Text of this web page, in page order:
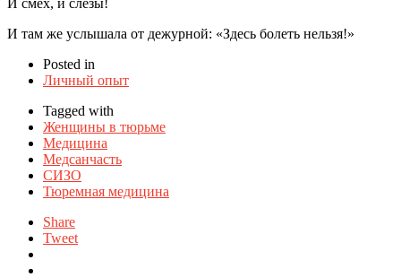
И там же услышала от дежурной: «Здесь болеть нельзя!»
Posted in
Личный опыт
Tagged with
Женщины в тюрьме
Медицина
Медсанчасть
СИЗО
Тюремная медицина
Share
Tweet